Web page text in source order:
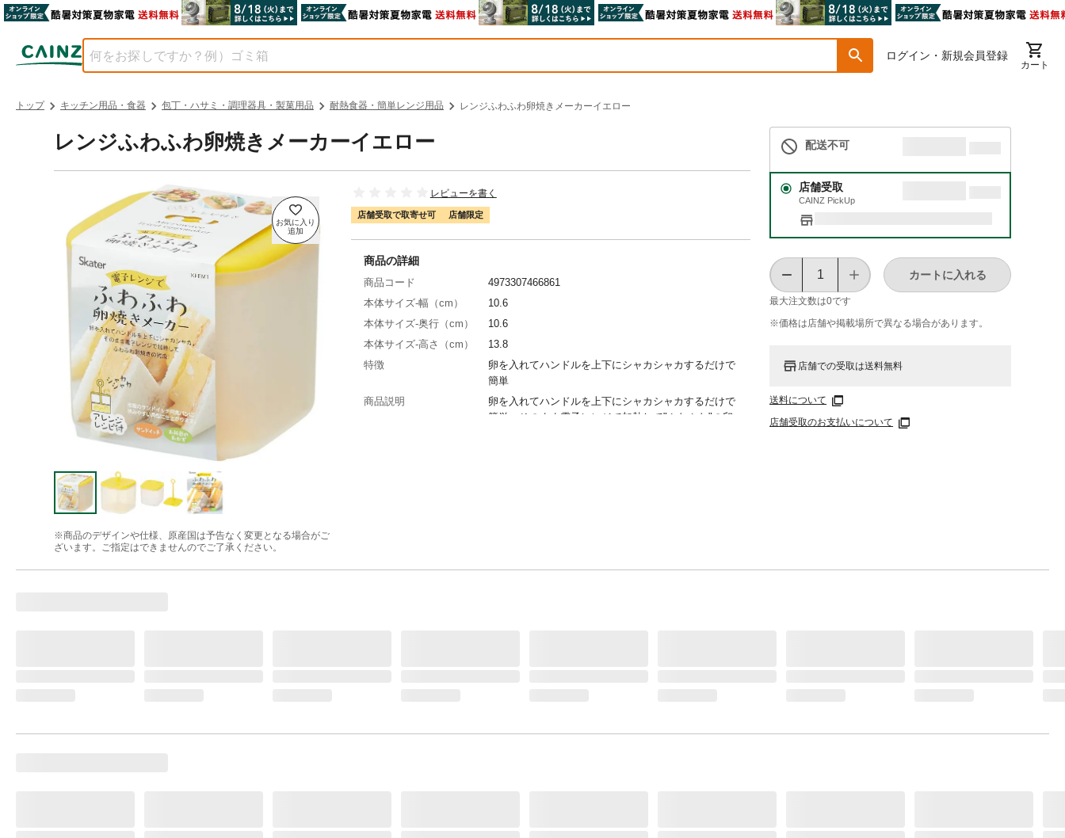
ログイン・新規会員登録
カート
トップ キッチン用品・食器 包丁・ハサミ・調理器具・製菓用品 耐熱食器・簡単レンジ用品 レンジふわふわ卵焼きメーカーイエロー
レンジふわふわ卵焼きメーカーイエロー
※商品のデザインや仕様、原産国は予告なく変更となる場合がご
ざいます。ご指定はできませんのでご了承ください。
レビューを書く
店舗受取で取寄せ可 店舗限定
配送不可
店舗受取
CAINZ PickUp
最大注文数は0です
カートに入れる
※価格は​店舗や​掲載場所で​異なる​場合が​あります。
店舗での受取は送料無料
送料について
店舗受取のお支払いについて
商品の詳細
商品コード
4973307466861
本体サイズ-幅（cm）
10.6
本体サイズ-奥行（cm）
10.6
本体サイズ-高さ（cm）
13.8
特徴
卵を入れてハンドルを上下にシャカシャカするだけで
簡単
商品説明
卵を入れてハンドルを上下にシャカシャカするだけで
簡単。そのまま電子レンジで加熱して"ふわふわ"の卵
ト加熱×、直火・オーブン及びグリル×、煮沸消毒×、